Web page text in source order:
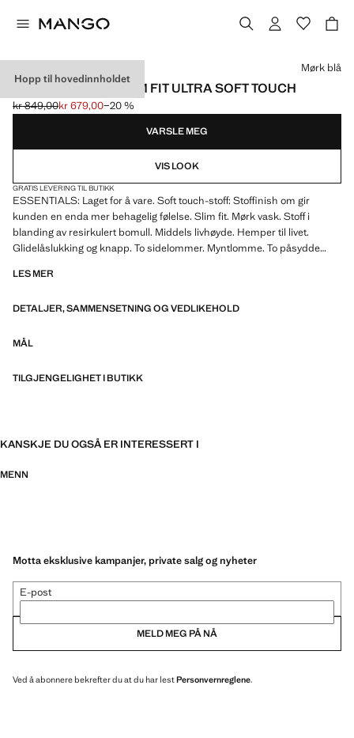
Hopp til hovedinnholdet
JEANS PATRICK SLIM FIT ULTRA SOFT TOUCH
Første pris strøket [kr 849,00 ]
kr 849,00
Gjeldende pris [kr 679,00 ]
kr 679,00−20 %
Velg en farge
Mørk blå
VARSLE MEG
VIS LOOK
GRATIS LEVERING TIL BUTIKK
ESSENTIALS: Laget for å vare. Soft touch-stoff: Stoffinish om gir
kunden en enda mer behagelig følelse. Slim fit. Mørk vask. Stoff i
blanding av resirkulert bomull. Middels livhøyde. Hemper til livet.
Glidelåslukking og knapp. To sidelommer. Myntlomme. To påsydde
LES MER
DETALJER, SAMMENSETNING OG VEDLIKEHOLD
MÅL
TILGJENGELIGHET I BUTIKK
KANSKJE DU OGSÅ ER INTERESSERT I
MENN
Motta eksklusive kampanjer, private salg og nyheter
E-post
MELD MEG PÅ NÅ
Ved å abonnere bekrefter du at du har lestPersonvernreglene.